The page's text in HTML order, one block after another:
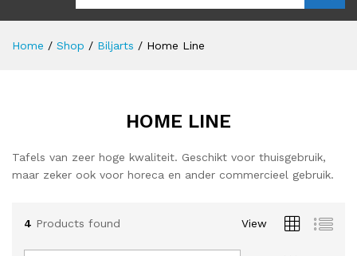
Home / Shop / Biljarts / Home Line
HOME LINE
Tafels van zeer hoge kwaliteit. Geschikt voor thuisgebruik,
maar zeker ook voor horeca en ander commercieel gebruik.
4 Products found View